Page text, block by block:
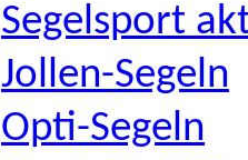
Segelsport
Jollen-Segeln
Opti-Segeln